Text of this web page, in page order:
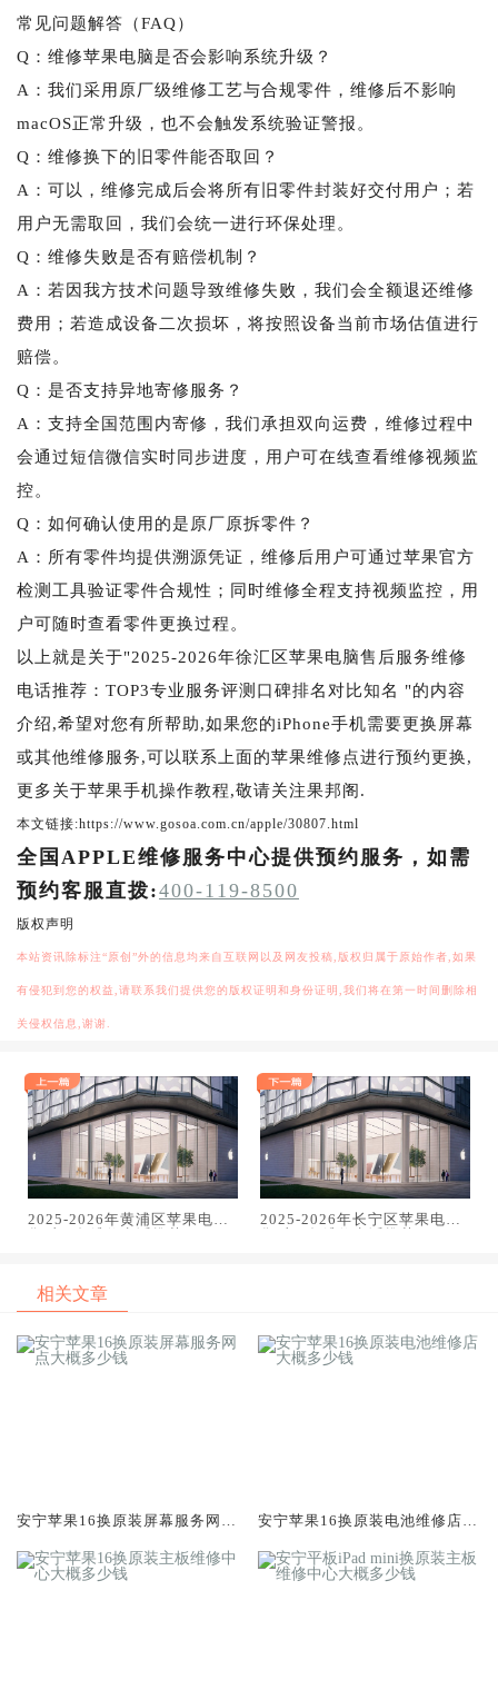
常见问题解答（FAQ）
Q：维修苹果电脑是否会影响系统升级？
A：我们采用原厂级维修工艺与合规零件，维修后不影响
macOS正常升级，也不会触发系统验证警报。
Q：维修换下的旧零件能否取回？
A：可以，维修完成后会将所有旧零件封装好交付用户；若
用户无需取回，我们会统一进行环保处理。
Q：维修失败是否有赔偿机制？
A：若因我方技术问题导致维修失败，我们会全额退还维修
费用；若造成设备二次损坏，将按照设备当前市场估值进行
赔偿。
Q：是否支持异地寄修服务？
A：支持全国范围内寄修，我们承担双向运费，维修过程中
会通过短信微信实时同步进度，用户可在线查看维修视频监
控。
Q：如何确认使用的是原厂原拆零件？
A：所有零件均提供溯源凭证，维修后用户可通过苹果官方
检测工具验证零件合规性；同时维修全程支持视频监控，用
户可随时查看零件更换过程。
以上就是关于"2025-2026年徐汇区苹果电脑售后服务维修
电话推荐：TOP3专业服务评测口碑排名对比知名 "的内容
介绍,希望对您有所帮助,如果您的iPhone手机需要更换屏幕
或其他维修服务,可以联系上面的苹果维修点进行预约更换,
更多关于苹果手机操作教程,敬请关注果邦阁.
本文链接:https://www.gosoa.com.cn/apple/30807.html
全国APPLE维修服务中心提供预约服务，如需
预约客服直拨:400-119-8500
版权声明
本站资讯除标注“原创”外的信息均来自互联网以及网友投稿,版权归属于原始作者,如果
有侵犯到您的权益,请联系我们提供您的版权证明和身份证明,我们将在第一时间删除相
关侵权信息,谢谢.
2025-2026年黄浦区苹果电脑
2025-2026年长宁区苹果电脑
相关文章
安宁苹果16换原装屏幕服务网点
安宁苹果16换原装电池维修店大